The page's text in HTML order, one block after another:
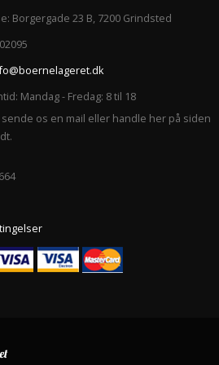
Borgergade 23 B, 7200 Grindsted
Mandag - Fredag: 8 til 18
sende os en mail eller handle her på siden